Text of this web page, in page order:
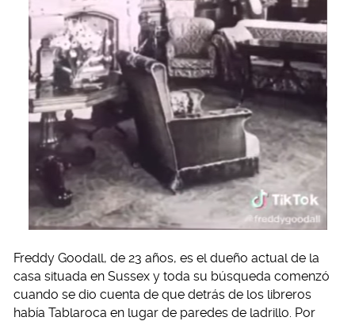
Freddy Goodall, de 23 años, es el dueño actual de la
casa situada en Sussex y toda su búsqueda comenzó
cuando se dio cuenta de que detrás de los libreros
había Tablaroca en lugar de paredes de ladrillo. Por